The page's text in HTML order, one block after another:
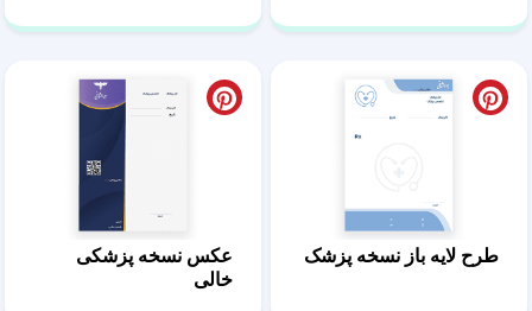
طرح لایه باز نسخه پزشک
عکس نسخه پزشکی
خالی